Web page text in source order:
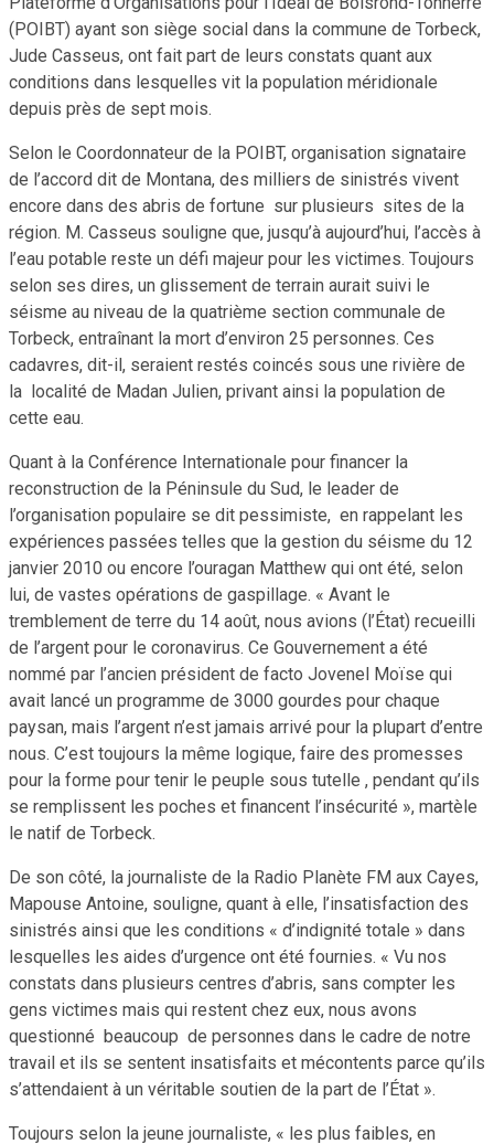
(POIBT) ayant son siège social dans la commune de Torbeck,
Jude Casseus, ont fait part de leurs constats quant aux
conditions dans lesquelles vit la population méridionale
depuis près de sept mois.
Selon le Coordonnateur de la POIBT, organisation signataire
de l’accord dit de Montana, des milliers de sinistrés vivent
encore dans des abris de fortune sur plusieurs sites de la
région. M. Casseus souligne que, jusqu’à aujourd’hui, l’accès à
l’eau potable reste un défi majeur pour les victimes. Toujours
selon ses dires, un glissement de terrain aurait suivi le
séisme au niveau de la quatrième section communale de
Torbeck, entraînant la mort d’environ 25 personnes. Ces
cadavres, dit-il, seraient restés coincés sous une rivière de
la localité de Madan Julien, privant ainsi la population de
cette eau.
Quant à la Conférence Internationale pour financer la
reconstruction de la Péninsule du Sud, le leader de
l’organisation populaire se dit pessimiste, en rappelant les
expériences passées telles que la gestion du séisme du 12
janvier 2010 ou encore l’ouragan Matthew qui ont été, selon
lui, de vastes opérations de gaspillage. « Avant le
tremblement de terre du 14 août, nous avions (l’État) recueilli
de l’argent pour le coronavirus. Ce Gouvernement a été
nommé par l’ancien président de facto Jovenel Moïse qui
avait lancé un programme de 3000 gourdes pour chaque
paysan, mais l’argent n’est jamais arrivé pour la plupart d’entre
nous. C’est toujours la même logique, faire des promesses
pour la forme pour tenir le peuple sous tutelle , pendant qu’ils
se remplissent les poches et financent l’insécurité », martèle
le natif de Torbeck.
De son côté, la journaliste de la Radio Planète FM aux Cayes,
Mapouse Antoine, souligne, quant à elle, l’insatisfaction des
sinistrés ainsi que les conditions « d’indignité totale » dans
lesquelles les aides d’urgence ont été fournies. « Vu nos
constats dans plusieurs centres d’abris, sans compter les
gens victimes mais qui restent chez eux, nous avons
questionné beaucoup de personnes dans le cadre de notre
travail et ils se sentent insatisfaits et mécontents parce qu’ils
s’attendaient à un véritable soutien de la part de l’État ».
Toujours selon la jeune journaliste, « les plus faibles, en